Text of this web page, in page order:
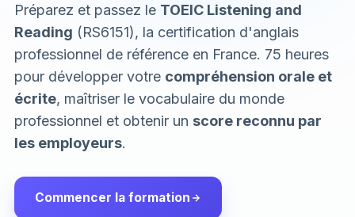
Préparez et passez le TOEIC Listening and
Reading (RS6151), la certification d'anglais
professionnel de référence en France. 75 heures
pour développer votre compréhension orale et
écrite, maîtriser le vocabulaire du monde
professionnel et obtenir un score reconnu par
les employeurs.
Commencer la formation